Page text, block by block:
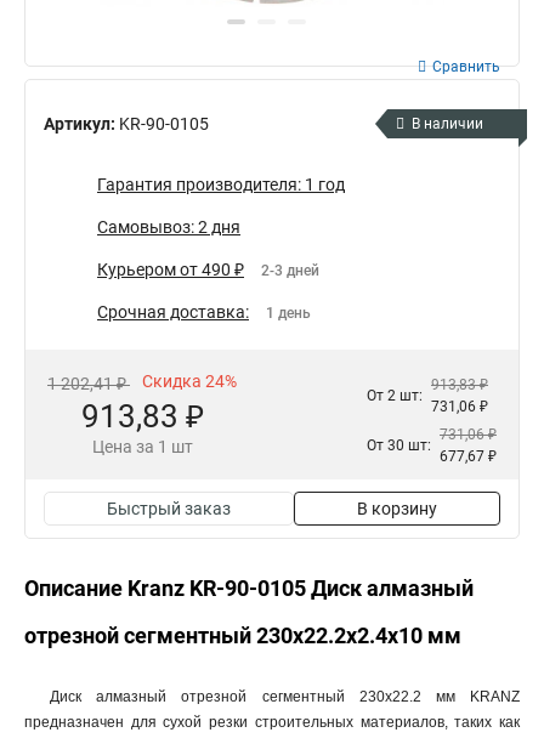
Артикул: KR-90-0105
Сравнить
В наличии
Гарантия производителя: 1 год
Самовывоз: 2 дня
Курьером от 490 ₽ 2-3 дней
Срочная доставка: 1 день
1 202,41 ₽ Скидка 24%
913,83 ₽
Цена за 1 шт
От 2 шт:
913,83 ₽
731,06 ₽
От 30 шт:
731,06 ₽
677,67 ₽
Быстрый заказ В корзину
Описание Kranz KR-90-0105 Диск алмазный
отрезной сегментный 230x22.2x2.4x10 мм
Диск алмазный отрезной сегментный 230x22.2 мм KRANZ
предназначен для сухой резки строительных материалов, таких как